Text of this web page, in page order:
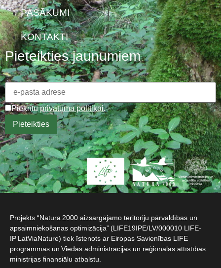
PASĀKUMI
KONTAKTI
Pieteikties jaunumiem
Piekrītuprivātuma politikai.
Projekts “Natura 2000 aizsargājamo teritoriju pārvaldības un
apsaimniekošanas optimizācija” (LIFE19IPE/LV/000010 LIFE-
IP LatViaNature) tiek īstenots ar Eiropas Savienības LIFE
programmas un Viedās administrācijas un reģionālās attīstības
ministrijas finansiālu atbalstu.​